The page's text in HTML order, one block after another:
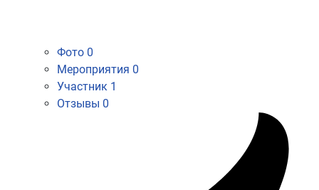
Фото 0
Мероприятия 0
Участник 1
Отзывы 0